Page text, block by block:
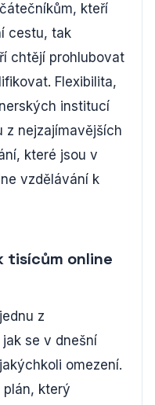
kteří
cestu, tak
chtějí prohlubovat
Flexibilita,
institucí
z nejzajímavějších
které jsou v
vzdělávání k
tisícům online
z
se v dnešní
omezení.
který